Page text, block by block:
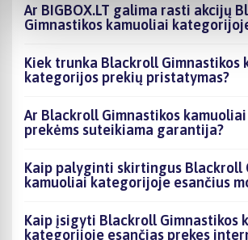
Ar BIGBOX.LT galima rasti akcijų
Gimnastikos kamuoliai
Kiek trunka Blackroll Gimnastikos
kategorijos prekių pristatymas?
Ar Blackroll Gimnastikos
prekėms suteikiama garantija?
Kaip palyginti skirtingus Blackroll
kamuoliai kategorijoje esančius
Kaip įsigyti Blackroll Gimnastikos
kategorijoje esančias prekes